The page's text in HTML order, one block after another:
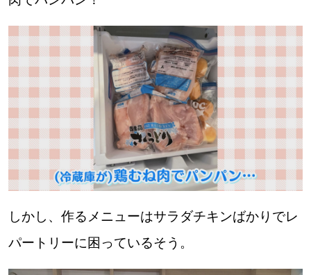
北海道で暮らす、あなたとつくる、
明日への”きっかけ”WEBマガジン
【道北のお気に入りを見つけたい】
【道東のお気に入りを見つけたい】
しかし、作るメニューはサラダチキンばかりでレ
パートリーに困っているそう。